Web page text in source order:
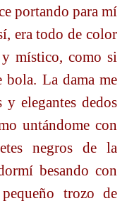
portando para mí
era todo de color
místico, como si
bola. La dama me
elegantes dedos
untándome con
negros de la
besando con
trozo de